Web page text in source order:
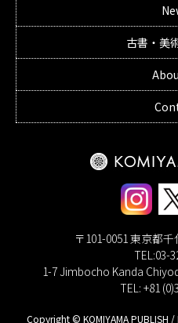
古書・美
〒101-0051 東京都
TEL:03-
1-7 Jimbocho Kanda
TEL: +81
Copyright © KOMIYAMA PUBLISH /